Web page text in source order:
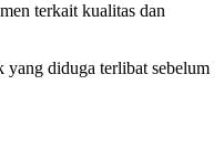
terkait kualitas dan
yang diduga terlibat sebelum